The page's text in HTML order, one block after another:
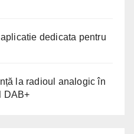
dedicata pentru
la radioul analogic în
DAB+